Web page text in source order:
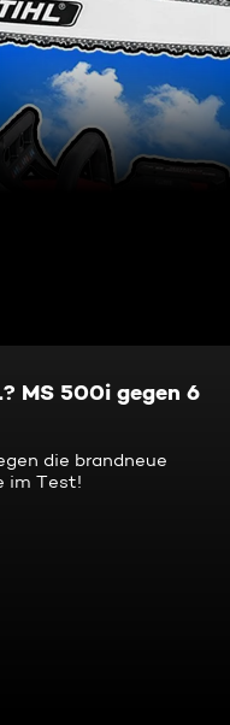
MS 500i gegen 6
die brandneue
im Test!